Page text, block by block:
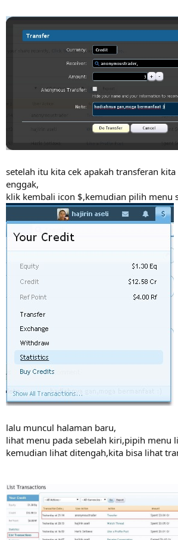
setelah itu kita cek apakah transferan
enggak,
klik kembali icon $,kemudian pilih menu
lalu muncul halaman baru,
lihat menu pada sebelah kiri,pipih menu
kemudian lihat ditengah,kita bisa lihat